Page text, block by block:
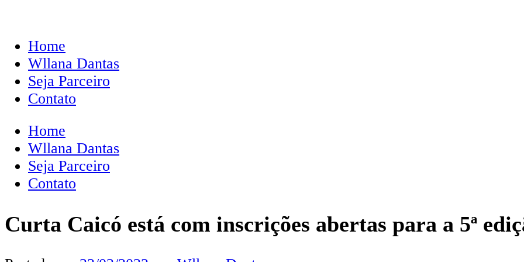
Home
Wllana Dantas
Seja Parceiro
Contato
Home
Wllana Dantas
Seja Parceiro
Contato
Curta Caicó está com inscrições abertas para a 5ª